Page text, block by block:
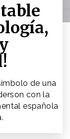
de una
con la
española